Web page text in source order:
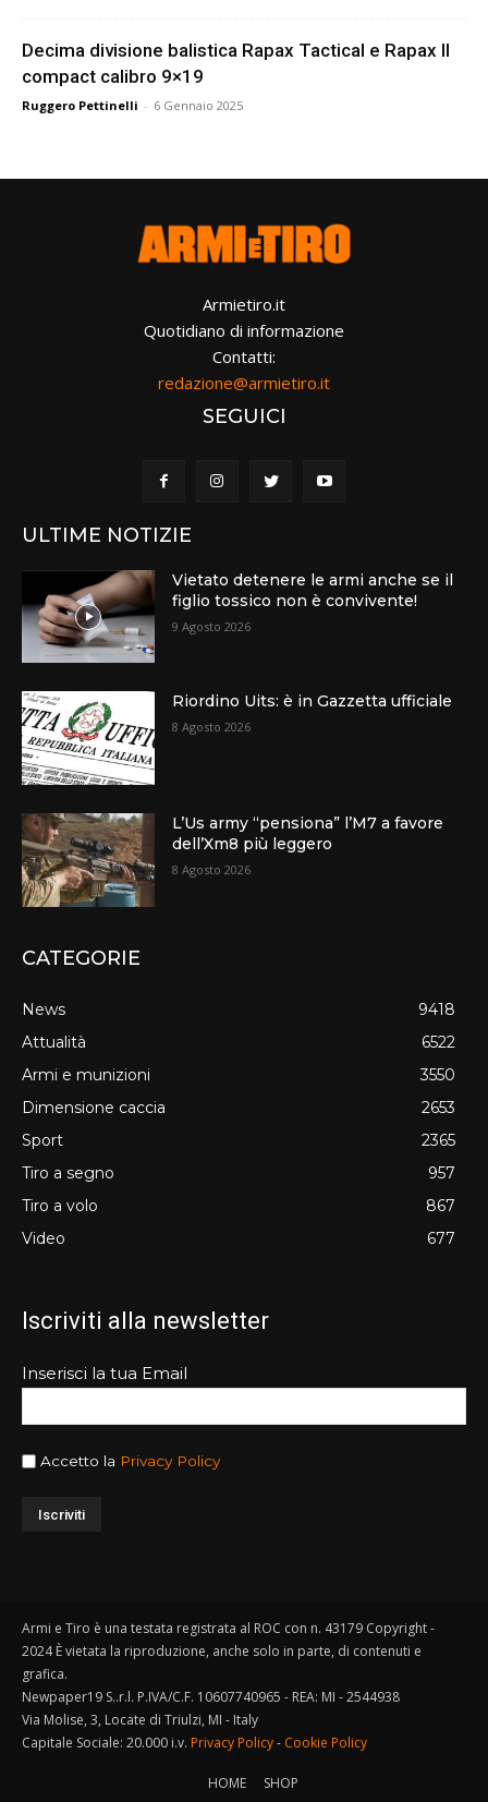
Decima divisione balistica Rapax Tactical e Rapax II
compact calibro 9×19
Ruggero Pettinelli - 6 Gennaio 2025
Armietiro.it
Quotidiano di informazione
Contatti:
redazione@armietiro.it
SEGUICI
ULTIME NOTIZIE
Vietato detenere le armi anche se il
figlio tossico non è convivente!
9 Agosto 2026
Riordino Uits: è in Gazzetta ufficiale
8 Agosto 2026
L’Us army “pensiona” l’M7 a favore
dell’Xm8 più leggero
8 Agosto 2026
CATEGORIE
News
9418
Attualità
6522
Armi e munizioni
3550
Dimensione caccia
2653
Sport
2365
Tiro a segno
957
Tiro a volo
867
Video
677
Iscriviti alla newsletter
Inserisci la tua Email
Accetto la Privacy Policy
Armi e Tiro è una testata registrata al ROC con n. 43179 Copyright -
2024 È vietata la riproduzione, anche solo in parte, di contenuti e
grafica.
Newpaper19 S..r.l. P.IVA/C.F. 10607740965 - REA: MI - 2544938
Via Molise, 3, Locate di Triulzi, MI - Italy
Capitale Sociale: 20.000 i.v. Privacy Policy- Cookie Policy
HOME SHOP